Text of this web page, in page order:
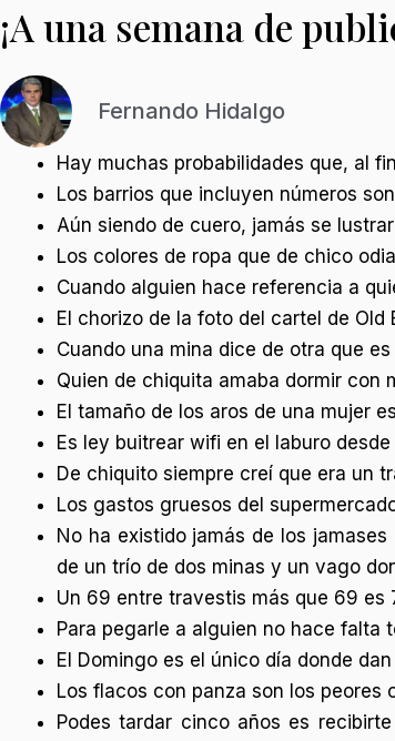
¡A una semana de
Fernando Hidalgo
Hay muchas probabilidades que, al
Los barrios que incluyen números
Aún siendo de cuero, jamás se
Los colores de ropa que de chico
Cuando alguien hace referencia a
El chorizo de la foto del cartel de
Cuando una mina dice de otra que
Quien de chiquita amaba dormir con
El tamaño de los aros de una mujer
Es ley buitrear wifi en el laburo desde
De chiquito siempre creí que era un
Los gastos gruesos del
No ha existido jamás de los
de un trío de dos minas y un vago
Un 69 entre travestis más que 69 es
Para pegarle a alguien no hace falta
El Domingo es el único día donde
Los flacos con panza son los peores
Podes tardar cinco años es